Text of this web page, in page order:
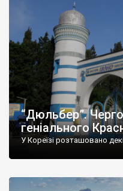
“Дюльбер”.
геніального
У Кореїзі розташовано